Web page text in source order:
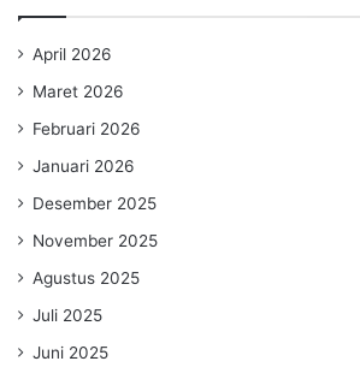
April 2026
Maret 2026
Februari 2026
Januari 2026
Desember 2025
November 2025
Agustus 2025
Juli 2025
Juni 2025